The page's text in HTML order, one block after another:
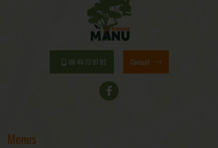
06 46 73 97 82 Contact
Menus